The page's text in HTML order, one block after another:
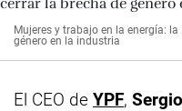
Mujeres y trabajo en la energía:
género en la industria
El CEO de YPF,